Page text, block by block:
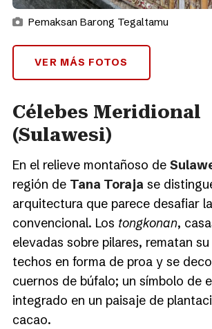
Pemaksan Barong Tegaltamu
VER MÁS FOTOS
Célebes Meridional
(Sulawesi)
En el relieve montañoso de
región de Tana Toraja se
arquitectura que parece desafiar
convencional. Los tongkonan,
elevadas sobre pilares, rematan
techos en forma de proa y se
cuernos de búfalo; un símbolo de
integrado en un paisaje de
cacao.